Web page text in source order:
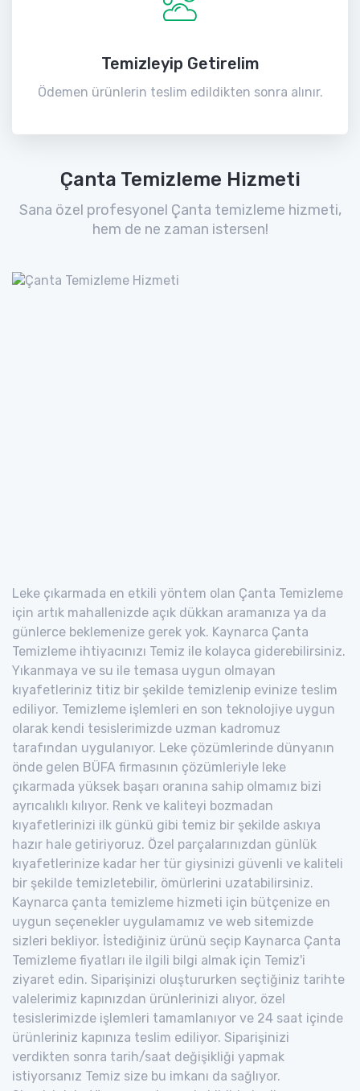
Temizleyip Getirelim
Ödemen ürünlerin teslim edildikten sonra alınır.
Çanta Temizleme Hizmeti
Sana özel profesyonel Çanta temizleme hizmeti,
hem de ne zaman istersen!
Leke çıkarmada en etkili yöntem olan Çanta Temizleme
için artık mahallenizde açık dükkan aramanıza ya da
günlerce beklemenize gerek yok. Kaynarca Çanta
Temizleme ihtiyacınızı Temiz ile kolayca giderebilirsiniz.
Yıkanmaya ve su ile temasa uygun olmayan
kıyafetleriniz titiz bir şekilde temizlenip evinize teslim
ediliyor. Temizleme işlemleri en son teknolojiye uygun
olarak kendi tesislerimizde uzman kadromuz
tarafından uygulanıyor. Leke çözümlerinde dünyanın
önde gelen BÜFA firmasının çözümleriyle leke
çıkarmada yüksek başarı oranına sahip olmamız bizi
ayrıcalıklı kılıyor. Renk ve kaliteyi bozmadan
kıyafetlerinizi ilk günkü gibi temiz bir şekilde askıya
hazır hale getiriyoruz. Özel parçalarınızdan günlük
kıyafetlerinize kadar her tür giysinizi güvenli ve kaliteli
bir şekilde temizletebilir, ömürlerini uzatabilirsiniz.
Kaynarca çanta temizleme hizmeti için bütçenize en
uygun seçenekler uygulamamız ve web sitemizde
sizleri bekliyor. İstediğiniz ürünü seçip Kaynarca Çanta
Temizleme fiyatları ile ilgili bilgi almak için Temiz'i
ziyaret edin. Siparişinizi oluştururken seçtiğiniz tarihte
valelerimiz kapınızdan ürünlerinizi alıyor, özel
tesislerimizde işlemleri tamamlanıyor ve 24 saat içinde
ürünleriniz kapınıza teslim ediliyor. Siparişinizi
verdikten sonra tarih/saat değişikliği yapmak
istiyorsanız Temiz size bu imkanı da sağlıyor.